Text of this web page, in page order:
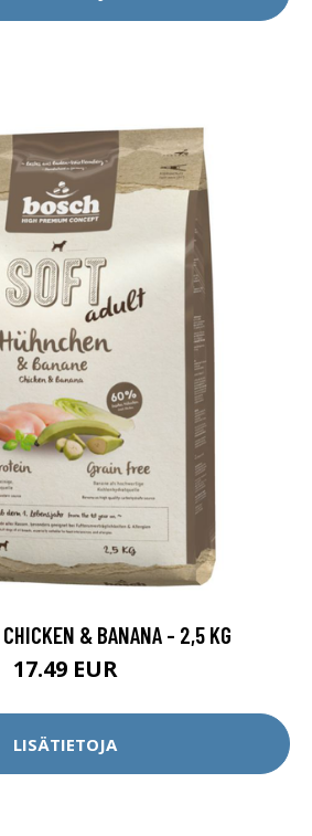
CHICKEN & BANANA - 2,5 KG
17.49 EUR
LISÄTIETOJA